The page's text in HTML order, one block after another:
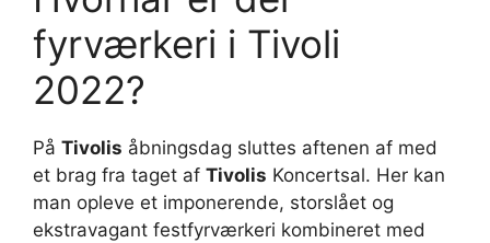
fyrværkeri i Tivoli
2022?
På Tivolis åbningsdag sluttes aftenen af med
et brag fra taget af Tivolis Koncertsal. Her kan
man opleve et imponerende, storslået og
ekstravagant festfyrværkeri kombineret med